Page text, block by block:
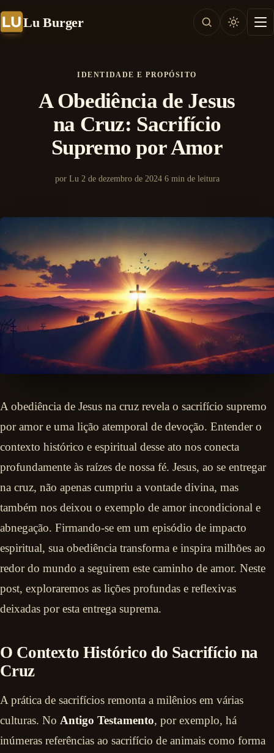
Lu Burger
IDENTIDADE E PROPÓSITO
A Obediência de Jesus
na Cruz: Sacrifício
Supremo por Amor
por Lu 2 de dezembro de 2024 6 min de leitura
A obediência de Jesus na cruz revela o sacrifício supremo
por amor e uma lição atemporal de devoção. Entender o
contexto histórico e espiritual desse ato nos conecta
profundamente às raízes de nossa fé. Jesus, ao se entregar
na cruz, não apenas cumpriu a vontade divina, mas
também nos deixou o exemplo de amor incondicional e
abnegação. Firmando-se em um episódio de impacto
espiritual, sua obediência transforma e inspira milhões ao
redor do mundo a seguirem este caminho de amor. Neste
post, exploraremos as lições profundas e reflexivas
deixadas por esta entrega suprema.
O Contexto Histórico do Sacrifício na
Cruz
A prática de sacrifícios remonta a milênios em várias
culturas. No Antigo Testamento, por exemplo, há
inúmeras referências ao sacrifício de animais como forma